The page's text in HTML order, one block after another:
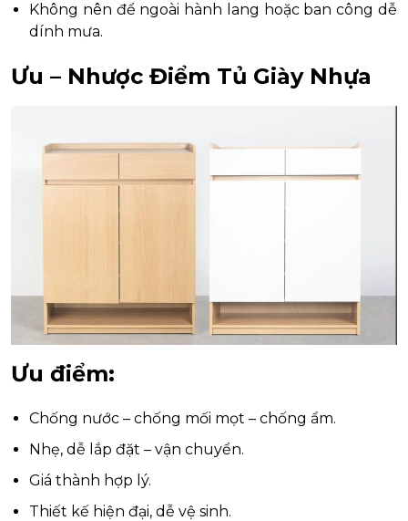
Không nên để ngoài hành lang hoặc ban công dễ
dính mưa.
Ưu – Nhược Điểm Tủ Giày Nhựa
Ưu điểm:
Chống nước – chống mối mọt – chống ẩm.
Nhẹ, dễ lắp đặt – vận chuyển.
Giá thành hợp lý.
Thiết kế hiện đại, dễ vệ sinh.